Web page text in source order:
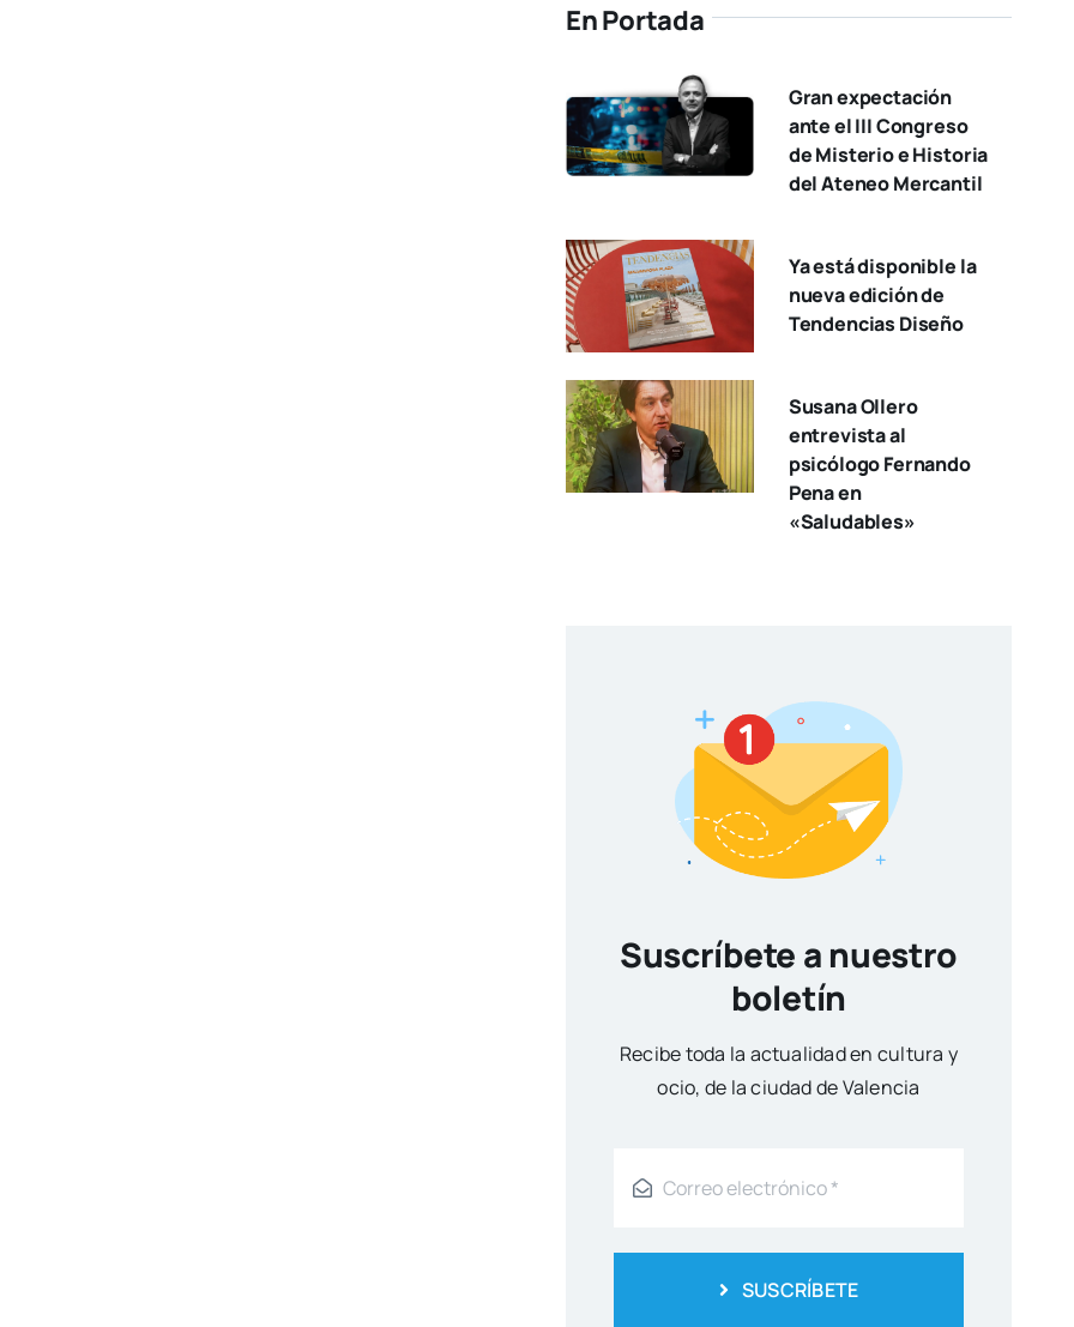
En Portada
Gran expectación
ante el III Congreso
de Misterio e Historia
del Ateneo Mercantil
Ya está disponible la
nueva edición de
Tendencias Diseño
Susana Ollero
entrevista al
psicólogo Fernando
Pena en
«Saludables»
Suscríbete a nuestro
boletín
Reci­be toda la actua­li­dad en cul­tu­ra y
ocio, de la ciu­dad de Valen­cia
SUSCRÍBETE